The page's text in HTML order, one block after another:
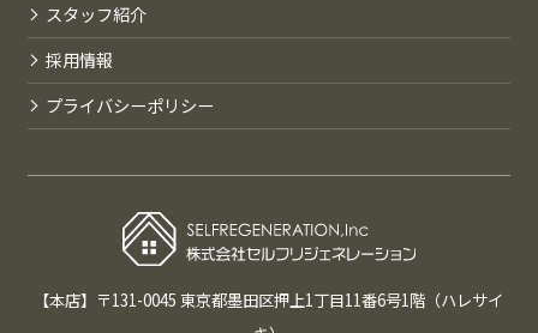
スタッフ紹介
採用情報
プライバシーポリシー
【本店】〒131-0045 東京都墨田区押上1丁目11番6号1階（ハレサイ